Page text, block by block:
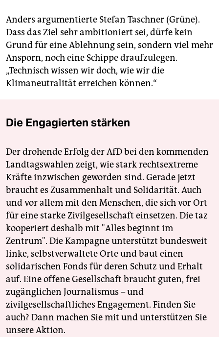
Anders argumentierte Stefan Taschner (Grüne).
Dass das Ziel sehr ambitioniert sei, dürfe kein
Grund für eine Ablehnung sein, sondern viel mehr
Ansporn, noch eine Schippe draufzulegen.
„Technisch wissen wir doch, wie wir die
Klimaneutralität erreichen können.“
Die Engagierten stärken
Der drohende Erfolg der AfD bei den kommenden
Landtagswahlen zeigt, wie stark rechtsextreme
Kräfte inzwischen geworden sind. Gerade jetzt
braucht es Zusammenhalt und Solidarität. Auch
und vor allem mit den Menschen, die sich vor Ort
für eine starke Zivilgesellschaft einsetzen. Die taz
kooperiert deshalb mit "Alles beginnt im
Zentrum". Die Kampagne unterstützt bundesweit
linke, selbstverwaltete Orte und baut einen
solidarischen Fonds für deren Schutz und Erhalt
auf. Eine offene Gesellschaft braucht guten, frei
zugänglichen Journalismus – und
zivilgesellschaftliches Engagement. Finden Sie
auch? Dann machen Sie mit und unterstützen Sie
unsere Aktion.